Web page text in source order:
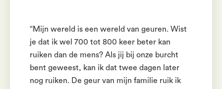
“Mijn wereld is een wereld van geuren. Wist
je dat ik wel 700 tot 800 keer beter kan
ruiken dan de mens? Als jij bij onze burcht
bent geweest, kan ik dat twee dagen later
nog ruiken. De geur van mijn familie ruik ik